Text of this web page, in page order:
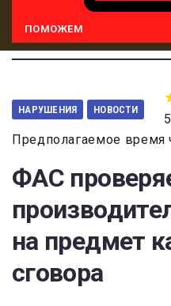
ПОМОЖЕМ
НАРУШЕНИЯ НОВОСТИ
5
Предполагаемое время
ФАС
на предмет
сговора